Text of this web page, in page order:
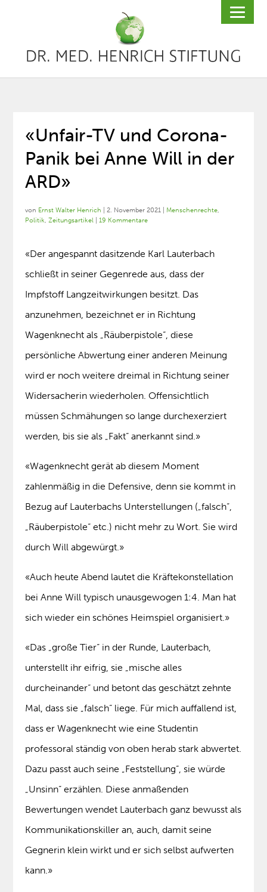
«Unfair-TV und Corona-
Panik bei Anne Will in der
ARD»
von Ernst Walter Henrich |2. November 2021 Menschenrechte,
Politik,Zeitungsartikel |19 Kommentare
«Der angespannt dasitzende Karl Lauterbach
schließt in seiner Gegenrede aus, dass der
Impfstoff Langzeitwirkungen besitzt. Das
anzunehmen, bezeichnet er in Richtung
Wagenknecht als „Räuberpistole“, diese
persönliche Abwertung einer anderen Meinung
wird er noch weitere dreimal in Richtung seiner
Widersacherin wiederholen. Offensichtlich
müssen Schmähungen so lange durchexerziert
werden, bis sie als „Fakt“ anerkannt sind.»
«Wagenknecht gerät ab diesem Moment
zahlenmäßig in die Defensive, denn sie kommt in
Bezug auf Lauterbachs Unterstellungen („falsch“,
„Räuberpistole“ etc.) nicht mehr zu Wort. Sie wird
durch Will abgewürgt.»
«Auch heute Abend lautet die Kräftekonstellation
bei Anne Will typisch unausgewogen 1:4. Man hat
sich wieder ein schönes Heimspiel organisiert.»
«Das „große Tier“ in der Runde, Lauterbach,
unterstellt ihr eifrig, sie „mische alles
durcheinander“ und betont das geschätzt zehnte
Mal, dass sie „falsch“ liege. Für mich auffallend ist,
dass er Wagenknecht wie eine Studentin
professoral ständig von oben herab stark abwertet.
Dazu passt auch seine „Feststellung“, sie würde
„Unsinn“ erzählen. Diese anmaßenden
Bewertungen wendet Lauterbach ganz bewusst als
Kommunikationskiller an, auch, damit seine
Gegnerin klein wirkt und er sich selbst aufwerten
kann.»